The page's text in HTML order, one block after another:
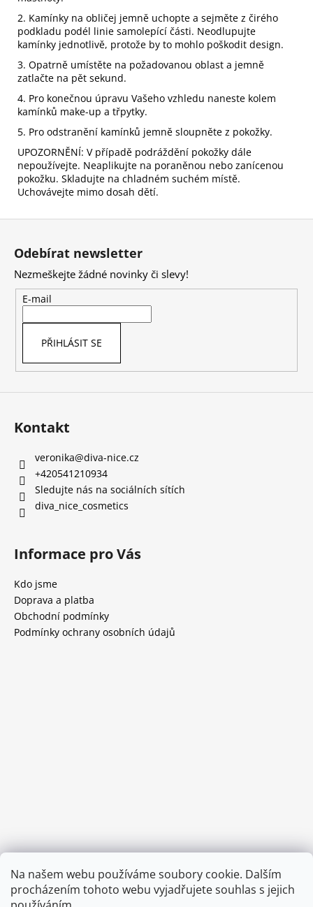
Na našem webu používáme soubory cookie. Dalším
procházením tohoto webu vyjadřujete souhlas s jejich
2. Kamínky na obličej jemně uchopte a sejměte z čirého
podkladu podél linie samolepící části. Neodlupujte
kamínky jednotlivě, protože by to mohlo poškodit design.
3. Opatrně umístěte na požadovanou oblast a jemně
zatlačte na pět sekund.
4. Pro konečnou úpravu Vašeho vzhledu naneste kolem
kamínků make-up a třpytky.
5. Pro odstranění kamínků jemně sloupněte z pokožky.
UPOZORNĚNÍ: V případě podráždění pokožky dále
nepoužívejte. Neaplikujte na poraněnou nebo zanícenou
pokožku. Skladujte na chladném suchém místě.
Uchovávejte mimo dosah dětí.
Z
Odebírat newsletter
Nezmeškejte žádné novinky či slevy!
E-mail
PŘIHLÁSIT SE
Kontakt
veronika@diva-nice.cz
+420541210934
Sledujte nás na sociálních sítích
diva_nice_cosmetics
Informace pro Vás
Kdo jsme
Doprava a platba
Obchodní podmínky
Podmínky ochrany osobních údajů
Provozní doba:
8.00 - 15.00 hod (pondělí - pátek)